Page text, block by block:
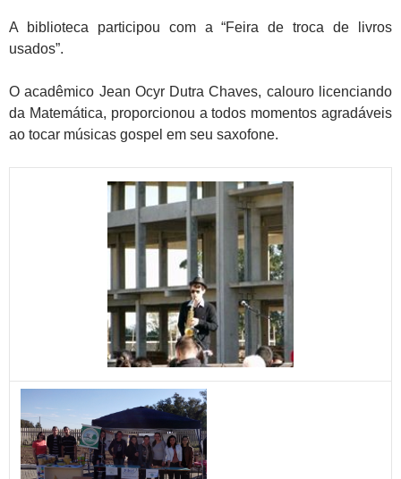
A biblioteca participou com a “Feira de troca de livros
usados”.
O acadêmico Jean Ocyr Dutra Chaves, calouro licenciando
da Matemática, proporcionou a todos momentos agradáveis
ao tocar músicas gospel em seu saxofone.